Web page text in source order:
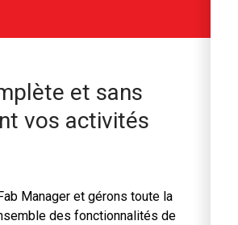
et sans
vos activités
Manager et gérons toute la
des fonctionnalités de